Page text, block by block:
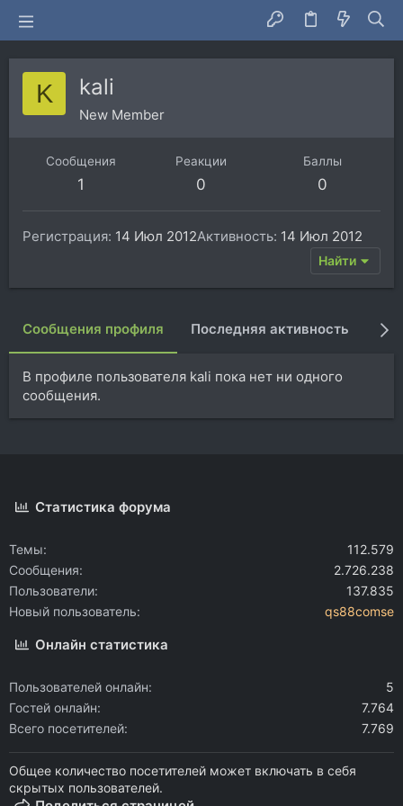
K kali
New Member
Сообщения
1
Реакции
0
Баллы
0
Регистрация 14 Июл 2012Активность 14 Июл 2012
Найти
Сообщения профиля Последняя активность
В профиле пользователя kali пока нет ни одного
сообщения.
Статистика форума
Темы
112.579
Сообщения
2.726.238
Пользователи
137.835
Новый пользователь
qs88comse
Онлайн статистика
Пользователей онлайн
5
Гостей онлайн
7.764
Всего посетителей
7.769
Общее количество посетителей может включать в себя
скрытых пользователей.